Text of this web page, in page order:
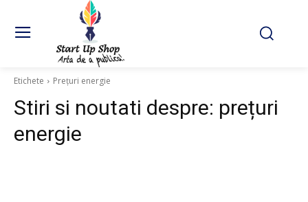
Etichete Prețuri energie
Stiri si noutati despre: prețuri
energie